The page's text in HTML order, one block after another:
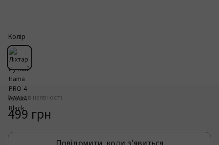
Колір
Немає в наявності
499 грн